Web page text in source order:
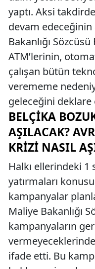
yaptı. Aksi
devam edeceğinin
Bakanlığı
ATM’lerinin,
çalışan bütün
verememe
geleceğini deklare
BELÇIKA
AŞILACAK?
KRIZI NASIL
Halkı ellerindeki
yatırmaları
kampanyalar
Maliye Bakanlığı
kampanyaların
ifade etti. Bu